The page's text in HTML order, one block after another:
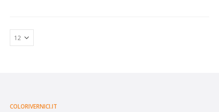
COLORIVERNICI.IT